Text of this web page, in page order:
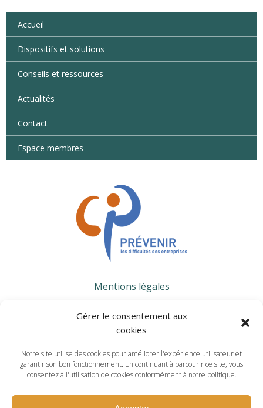
Gérer le consentement aux
cookies
Notre site utilise des cookies pour améliorer l'expérience utilisateur et
garantir son bon fonctionnement. En continuant à parcourir ce site, vous
consentez à l'utilisation de cookies conformément à notre politique.
Accueil
Dispositifs et solutions
Conseils et ressources
Actualités
Contact
Espace membres
Mentions légales
CONTACTS
23, Avenue de Paris - 78000 Versailles